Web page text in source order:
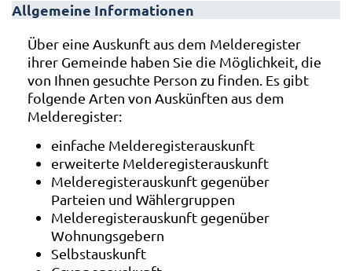
Allgemeine Informationen
Über eine Auskunft aus dem Melderegister
ihrer Gemeinde haben Sie die Möglichkeit, die
von Ihnen gesuchte Person zu finden. Es gibt
folgende Arten von Auskünften aus dem
Melderegister:
einfache Melderegisterauskunft
erweiterte Melderegisterauskunft
Melderegisterauskunft gegenüber
Parteien und Wählergruppen
Melderegisterauskunft gegenüber
Wohnungsgebern
Selbstauskunft